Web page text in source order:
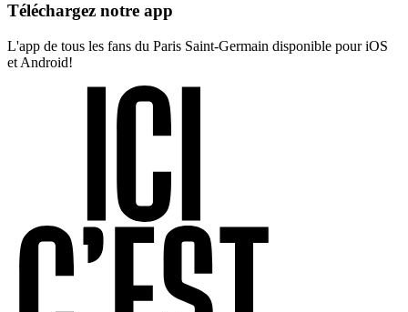
Téléchargez notre app
L'app de tous les fans du Paris Saint-Germain disponible pour iOS
et Android!